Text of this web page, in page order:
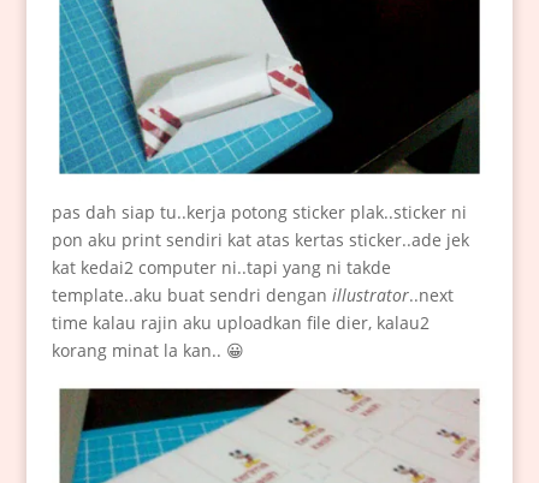
pas dah siap tu..kerja potong sticker plak..sticker ni
pon aku print sendiri kat atas kertas sticker..ade jek
kat kedai2 computer ni..tapi yang ni takde
template..aku buat sendri dengan illustrator..next
time kalau rajin aku uploadkan file dier, kalau2
korang minat la kan.. 😀